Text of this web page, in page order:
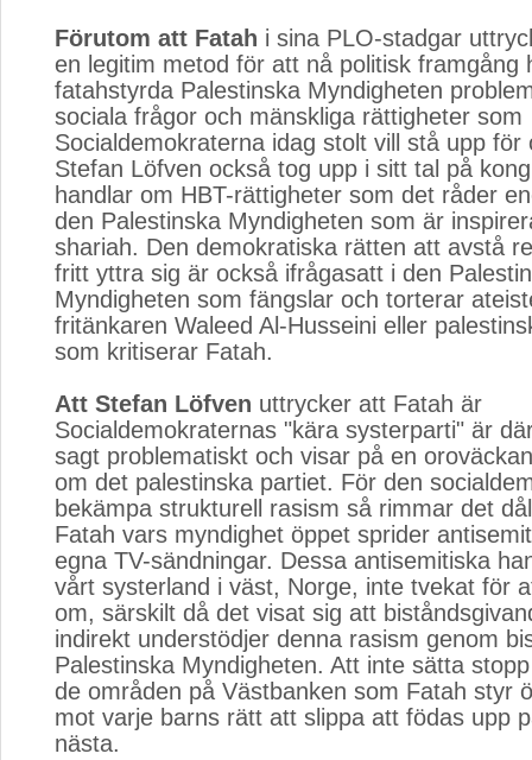
Förutom att Fatah i sina PLO-stadgar
en legitim metod för att nå politisk framgång
fatahstyrda Palestinska Myndigheten
sociala frågor och mänskliga rättigheter som
Socialdemokraterna idag stolt vill stå upp för
Stefan Löfven också tog upp i sitt tal på
handlar om HBT-rättigheter som det råder
den Palestinska Myndigheten som är
shariah. Den demokratiska rätten att avstå
fritt yttra sig är också ifrågasatt i den
Myndigheten som fängslar och torterar
fritänkaren Waleed Al-Husseini eller
som kritiserar Fatah.
Att Stefan Löfven uttrycker att Fatah är
Socialdemokraternas "kära systerparti" är
sagt problematiskt och visar på en
om det palestinska partiet. För den
bekämpa strukturell rasism så rimmar det
Fatah vars myndighet öppet sprider
egna TV-sändningar. Dessa antisemitiska
vårt systerland i väst, Norge, inte tvekat för
om, särskilt då det visat sig att
indirekt understödjer denna rasism genom
Palestinska Myndigheten. Att inte sätta
de områden på Västbanken som Fatah styr
mot varje barns rätt att slippa att födas upp
nästa.